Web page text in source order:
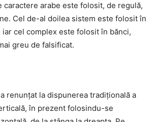
caractere arabe este folosit, de regulă,
Cel de-al doilea sistem este folosit în
cel complex este folosit în bănci,
greu de falsificat.
renunțat la dispunerea tradițională a
în prezent folosindu-se